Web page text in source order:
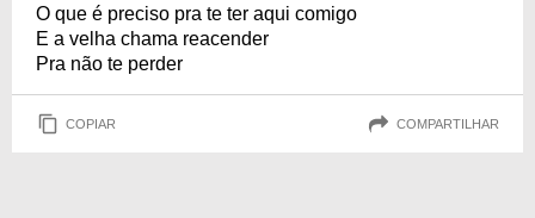
O que é preciso pra te ter aqui comigo
E a velha chama reacender
Pra não te perder
COPIAR COMPARTILHAR